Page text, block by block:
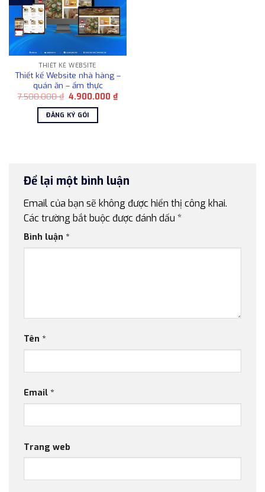
THIẾT KẾ WEBSITE
Thiết kế Website nhà hàng –
quán ăn – ẩm thực
7.500.000₫ Giá
là:
7.500.000 ₫.
4.900.000₫Giá
hiện
ĐĂNG KÝ GÓI
Để lại một bình luận
Email của bạn sẽ không được hiển thị công khai.
Các trường bắt buộc được đánh dấu *
Bình luận *
Tên *
Email *
Trang web